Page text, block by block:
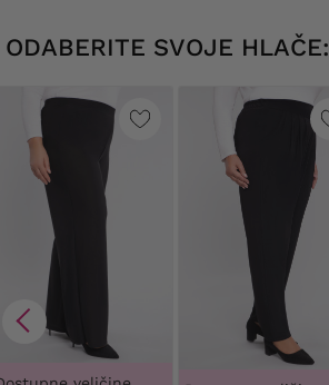
ODABERITE SVOJE HLAČE: